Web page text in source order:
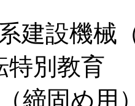
建設機械
特別教育
締固め用